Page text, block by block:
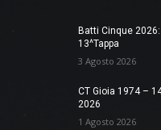
Batti Cinque
13^Tappa
3 Agosto 2026
CT Gioia 1974 –
2026
1 Agosto 2026